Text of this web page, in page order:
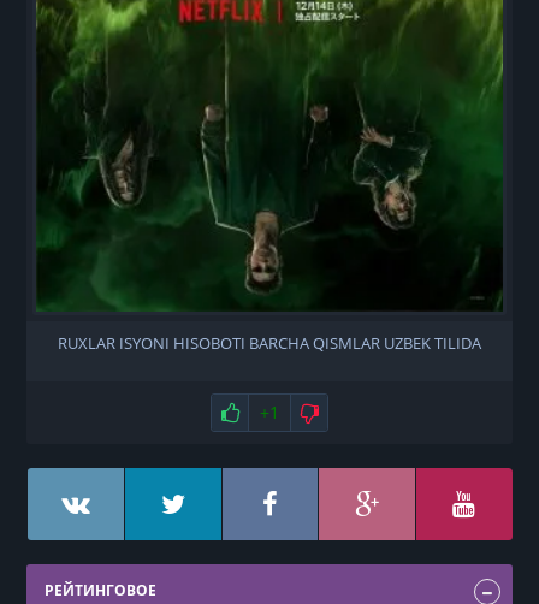
RUXLAR ISYONI HISOBOTI BARCHA QISMLAR UZBEK TILIDA
Нравится
+1 Не нравится
РЕЙТИНГОВОЕ